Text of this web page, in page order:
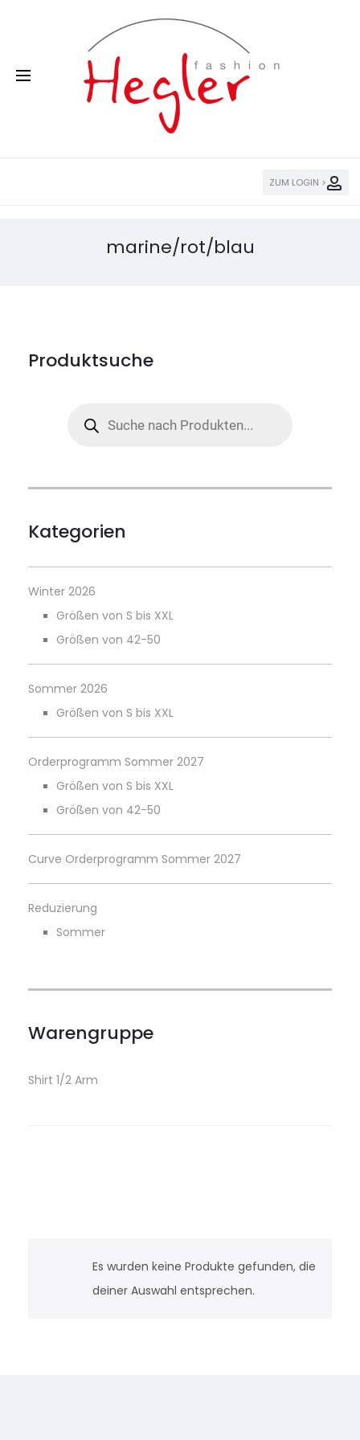
ZUM LOGIN >
marine/rot/blau
Es wurden keine Produkte gefunden, die
deiner Auswahl entsprechen.
Produktsuche
search
Kategorien
Winter 2026
Größen von S bis XXL
Größen von 42-50
Sommer 2026
Größen von S bis XXL
Orderprogramm Sommer 2027
Größen von S bis XXL
Größen von 42-50
Curve Orderprogramm Sommer 2027
Reduzierung
Sommer
Warengruppe
Shirt 1/2 Arm